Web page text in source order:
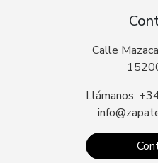
Calle
Llámanos: